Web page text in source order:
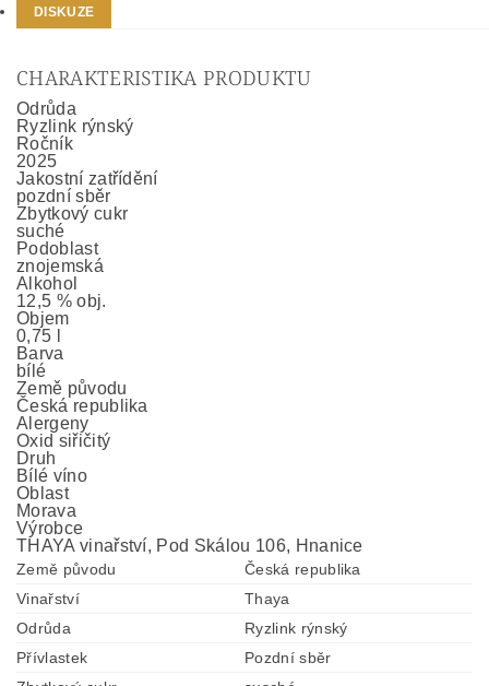
DISKUZE
CHARAKTERISTIKA PRODUKTU
Odrůda
Ryzlink rýnský
Ročník
2025
Jakostní zatřídění
pozdní sběr
Zbytkový cukr
suché
Podoblast
znojemská
Alkohol
12,5 % obj.
Objem
0,75 l
Barva
bílé
Země původu
Česká republika
Alergeny
Oxid siřičitý
Druh
Bílé víno
Oblast
Morava
Výrobce
THAYA vinařství, Pod Skálou 106, Hnanice
Země původu
Česká republika
Vinařství
Thaya
Odrůda
Ryzlink rýnský
Přívlastek
Pozdní sběr